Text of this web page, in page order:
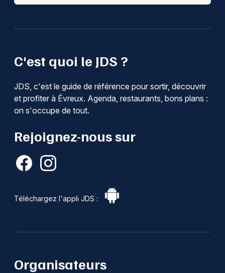
C'est quoi le JDS ?
JDS, c'est le guide de référence pour sortir, découvrir
et profiter à Évreux. Agenda, restaurants, bons plans :
on s'occupe de tout.
Rejoignez-nous sur
Téléchargez l'appli JDS :
Organisateurs